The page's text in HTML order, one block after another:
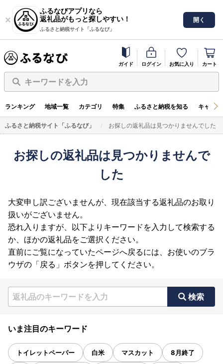
ふるなびアプリなら
返礼品がもっと探しやすい！
ふるさと納税サイト「ふるなび」
開く
ガイド ログイン お気に入り カート
キーワードを入力
ランキング 地域一覧 カテゴリ 特集 ふるさと納税を知る キャン
ふるさと納税サイト「ふるなび」 お探しの返礼品は見つかりませんでした
お探しの返礼品は見つかりませんで
した
大変申し訳ございませんが、現在該当する返礼品のお取り
扱いがございません。
恐れ入りますが、以下よりキーワードを入力して検索する
か、ほかの返礼品をご選択ください。
直前にご覧になっていたページへ戻るには、お使いのブラ
ウザの「戻る」ボタンを押してください。
検索
いま注目のキーワード
トイレットペーパー 白米 マスカット 8月終了